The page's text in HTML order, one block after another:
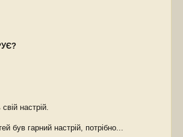
настрій.
був гарний настрій, потрібно...